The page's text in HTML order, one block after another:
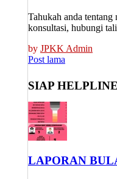
Tahukah anda
konsultasi, hubungi
by JPKK Admin
Posts
navigation
Post lama
SIAP HELPLINE
LAPORAN